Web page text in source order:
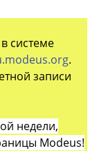
в системе
.
записи
недели,
Modeus!